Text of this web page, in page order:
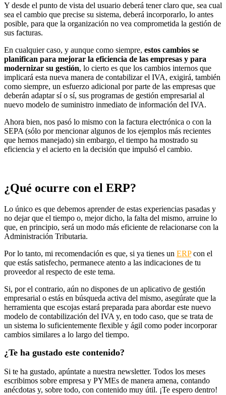
Y desde el punto de vista del usuario deberá tener claro que, sea cual
sea el cambio que precise su sistema, deberá incorporarlo, lo antes
posible, para que la organización no vea comprometida la gestión de
sus facturas.
En cualquier caso, y aunque como siempre, estos cambios se
planifican para mejorar la eficiencia de las empresas y para
modernizar su gestión, lo cierto es que los cambios internos que
implicará esta nueva manera de contabilizar el IVA, exigirá, también
como siempre, un esfuerzo adicional por parte de las empresas que
deberán adaptar sí o sí, sus programas de gestión empresarial al
nuevo modelo de suministro inmediato de información del IVA.
Ahora bien, nos pasó lo mismo con la factura electrónica o con la
SEPA (sólo por mencionar algunos de los ejemplos más recientes
que hemos manejado) sin embargo, el tiempo ha mostrado su
eficiencia y el acierto en la decisión que impulsó el cambio.
¿Qué ocurre con el ERP?
Lo único es que debemos aprender de estas experiencias pasadas y
no dejar que el tiempo o, mejor dicho, la falta del mismo, arruine lo
que, en principio, será un modo más eficiente de relacionarse con la
Administración Tributaria.
Por lo tanto, mi recomendación es que, si ya tienes un ERPcon el
que estás satisfecho, permanece atento a las indicaciones de tu
proveedor al respecto de este tema.
Si, por el contrario, aún no dispones de un aplicativo de gestión
empresarial o estás en búsqueda activa del mismo, asegúrate que la
herramienta que escojas estará preparada para abordar este nuevo
modelo de contabilización del IVA y, en todo caso, que se trata de
un sistema lo suficientemente flexible y ágil como poder incorporar
cambios similares a lo largo del tiempo.
¿Te ha gustado este contenido?
Si te ha gustado, apúntate a nuestra newsletter. Todos los meses
escribimos sobre empresa y PYMEs de manera amena, contando
anécdotas y, sobre todo, con contenido muy útil. ¡Te espero dentro!